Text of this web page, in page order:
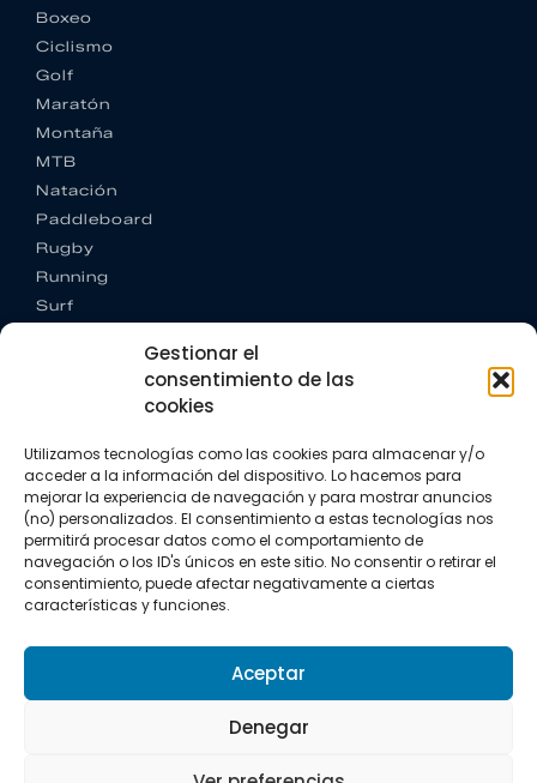
Gestionar el
consentimiento de las
cookies
Utilizamos tecnologías como las cookies para almacenar y/o
acceder a la información del dispositivo. Lo hacemos para
mejorar la experiencia de navegación y para mostrar anuncios
(no) personalizados. El consentimiento a estas tecnologías nos
permitirá procesar datos como el comportamiento de
navegación o los ID's únicos en este sitio. No consentir o retirar el
consentimiento, puede afectar negativamente a ciertas
características y funciones.
Aceptar
Denegar
Boxeo
Ciclismo
Golf
Maratón
Montaña
MTB
Natación
Paddleboard
Rugby
Running
Surf
CONTACTO
+34 662 342 177
info@vkssport.com
SÍGUENOS
Política de privacidad
Política de cookies